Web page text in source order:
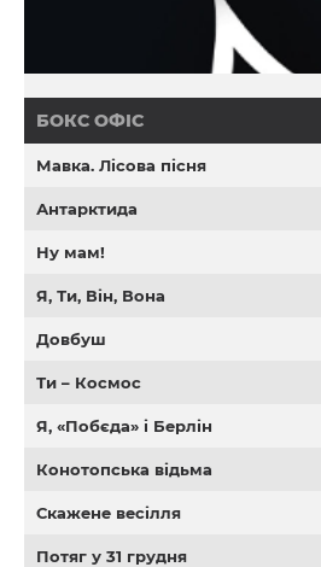
БОКС ОФІС
Мавка. Лісова пісня
Антарктида
Ну мам!
Я, Ти, Він, Вона
Довбуш
Ти – Космос
Я, «Побєда» і Берлін
Конотопська відьма
Скажене весілля
Потяг у 31 грудня